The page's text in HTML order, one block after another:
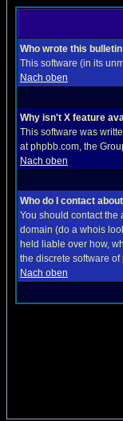
Who wrote this
This software (in its
Nach oben
Why isn't X feature
This software was
at phpbb.com, the
Nach oben
Who do I contact
You should contact the
domain (do a whois
held liable over how,
the discrete software
Nach oben